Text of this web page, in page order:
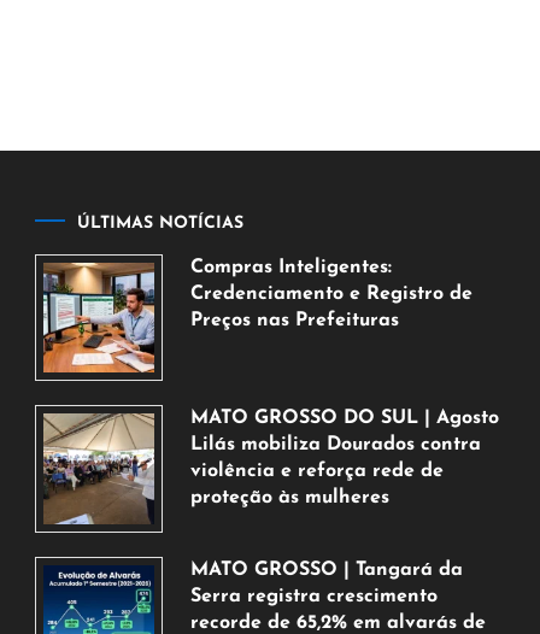
ÚLTIMAS NOTÍCIAS
Compras Inteligentes:
Credenciamento e Registro de
Preços nas Prefeituras
agosto
de
2026
MATO GROSSO DO SUL | Agosto
Lilás mobiliza Dourados contra
violência e reforça rede de
proteção às mulheres
de
agosto
de
MATO GROSSO | Tangará da
Serra registra crescimento
recorde de 65,2% em alvarás de